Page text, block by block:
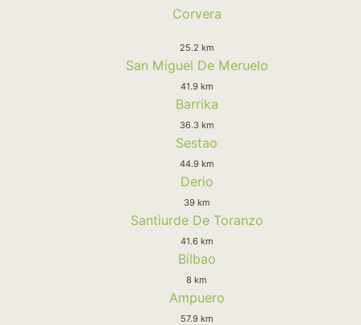
Corvera
25.2 km
San Miguel De Meruelo
41.9 km
Barrika
36.3 km
Sestao
44.9 km
Derio
39 km
Santiurde De Toranzo
41.6 km
Bilbao
8 km
Ampuero
57.9 km